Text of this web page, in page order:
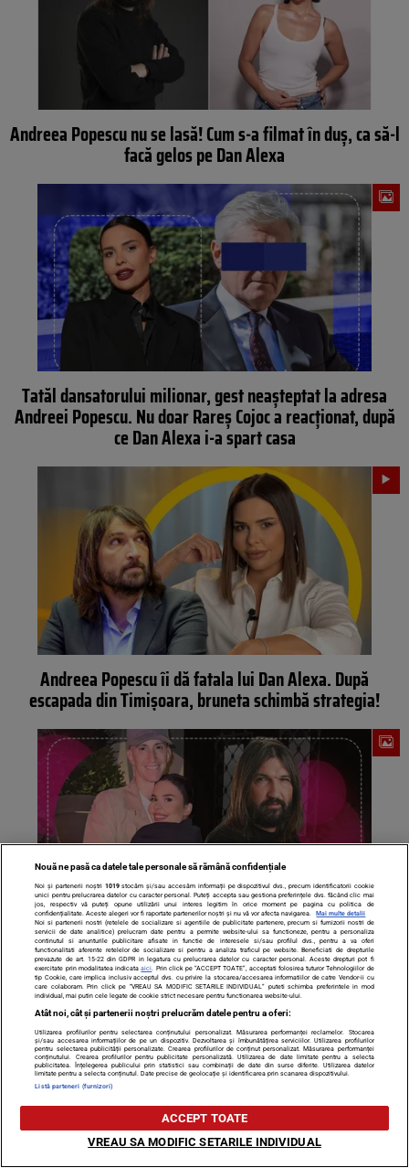
Andreea Popescu nu se lasă! Cum s-a filmat în duș, ca să-l
facă gelos pe Dan Alexa
Tatăl dansatorului milionar, gest neașteptat la adresa
Andreei Popescu. Nu doar Rareș Cojoc a reacționat, după
ce Dan Alexa i-a spart casa
Andreea Popescu îi dă fatala lui Dan Alexa. După
escapada din Timișoara, bruneta schimbă strategia!
Rareș Cojoc exultă, după ce s-a aflat ”chinul” Andreei
pentru a deveni ”oficiala” lui Dan Alexa: ”Minciunile nu
durează”
Nouă ne pasă ca datele tale personale să rămână confidențiale
Noi și partenerii noștri 1019stocăm și/sau accesăm informații pe dispozitivul dvs., precum identificatorii cookie
unici pentru prelucrarea datelor cu caracter personal. Puteți accepta sau gestiona preferințele dvs. făcând clic mai
jos, respectiv vă puteți opune utilizării unui interes legitim în orice moment pe pagina cu politica de
confidențialitate. Aceste alegeri vor fi raportate partenerilor noștri și nu vă vor afecta navigarea.
Mai multe detalii
Noi si partenerii nostri (retelele de socializare si agentiile de publicitate partenere, precum si furnizorii nostri de
servicii de date analitice) prelucram date pentru a permite website-ului sa functioneze, pentru a personaliza
continutul si anunturile publicitare afisate in functie de interesele si/sau profilul dvs., pentru a va oferi
functionalitati aferente retelelor de socializare si pentru a analiza traficul pe website. Beneficiati de drepturile
prevazute de art. 15-22 din GDPR in legatura cu prelucrarea datelor cu caracter personal. Aceste drepturi pot fi
exercitate prin modalitatea indicataaici . Prin click pe “ACCEPT TOATE”, acceptati folosirea tuturor Tehnologiilor de
tip Cookie, care implica inclusiv acceptul dvs. cu privire la stocarea/accesarea informatiilor de catre Vendor-ii cu
care colaboram. Prin click pe “VREAU SA MODIFIC SETARILE INDIVIDUAL” puteti schimba preferintele in mod
individual, mai putin cele legate de cookie strict necesare pentru functionarea website-ului.
Atât noi, cât și partenerii noștri prelucrăm datele pentru a oferi:
Utilizarea profilurilor pentru selectarea conținutului personalizat. Măsurarea performanței reclamelor. Stocarea
și/sau accesarea informațiilor de pe un dispozitiv. Dezvoltarea și îmbunătățirea serviciilor. Utilizarea profilurilor
pentru selectarea publicității personalizate. Crearea profilurilor de conținut personalizat. Măsurarea performanței
conținutului. Crearea profilurilor pentru publicitate personalizată. Utilizarea de date limitate pentru a selecta
publicitatea. Înțelegerea publicului prin statistici sau combinații de date din surse diferite. Utilizarea datelor
limitate pentru a selecta conținutul. Date precise de geolocație și identificarea prin scanarea dispozitivului.
Listă parteneri (furnizori)
ACCEPT TOATE
VREAU SA MODIFIC SETARILE INDIVIDUAL